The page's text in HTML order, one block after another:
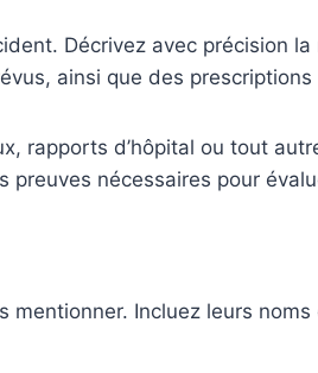
Décrivez avec précision
ainsi que des
rapports d’hôpital ou tout
nécessaires pour
Incluez leurs